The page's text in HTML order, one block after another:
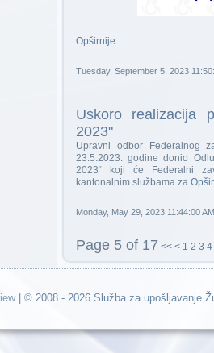
Opširnije...
Tuesday, September 5, 2023
Uskoro realizacija
2023"
Upravni odbor Federalnog
23.5.2023. godine donio
2023“ koji će Federalni
kantonalnim službama za
Monday, May 29, 2023 11:44:00 AM
Page 5 of 17 << < 1 2 3 4
| © 2008 - 2026 Služba za upošljavanje